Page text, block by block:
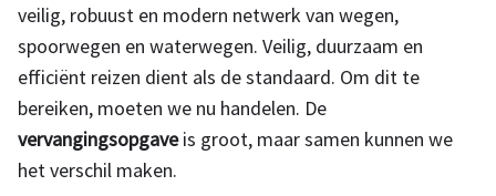
veilig, robuust en modern netwerk van wegen,
spoorwegen en waterwegen. Veilig, duurzaam en
efficiënt reizen dient als de standaard. Om dit te
bereiken, moeten we nu handelen. De
vervangingsopgaveis groot, maar samen kunnen we
het verschil maken.